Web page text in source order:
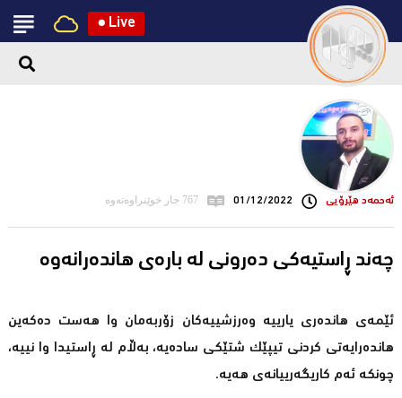
● Live
ئه‌حمه‌د هێرۆیی 01/12/2022 767 جار خوێنراوەتەوە
چەند ڕاستیەکی دەرونی لە بارەی هاندەرانەوە
ئێمەی هاندەری یارییە وەرزشییەکان زۆربەمان وا هەست دەکەین
هاندەرایەتی کردنی تیپێک شتێکی سادەیە، بەڵام لە ڕاستیدا وا نییە،
چونکە ئەم کاریگەرییانەی هەیە.